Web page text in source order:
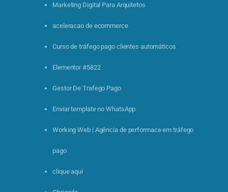
Marketing Digital Para Arquitetos
aceleracao de ecommerce
Curso de tráfego pago clientes automáticos
Elementor #5822
Gestor De Trafego Pago
Enviar template no WhatsApp
Working Web | Agência de performace em tráfego
pago
clique aqui